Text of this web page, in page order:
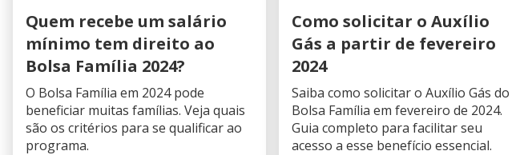
Quem recebe um salário
mínimo tem direito ao
Bolsa Família 2024?
O Bolsa Família em 2024 pode
beneficiar muitas famílias. Veja quais
são os critérios para se qualificar ao
programa.
Como solicitar o Auxílio
Gás a partir de fevereiro
2024
Saiba como solicitar o Auxílio Gás do
Bolsa Família em fevereiro de 2024.
Guia completo para facilitar seu
acesso a esse benefício essencial.